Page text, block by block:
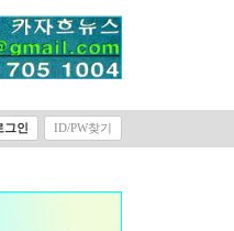
그인 ID/PW찾기